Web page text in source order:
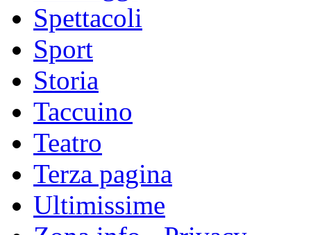
Spettacoli
Sport
Storia
Taccuino
Teatro
Terza pagina
Ultimissime